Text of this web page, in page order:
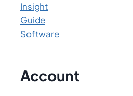
Insight
Guide
Software
Account